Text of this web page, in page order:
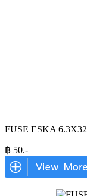
FUSE ESKA
฿ 50.-